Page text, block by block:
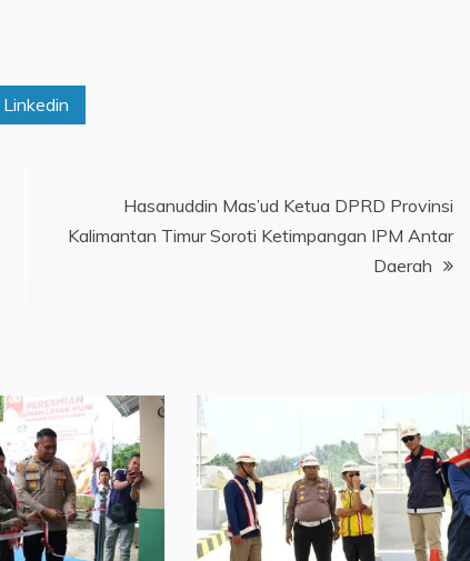
Linkedin
Hasanuddin Mas’ud Ketua DPRD Provinsi
Kalimantan Timur Soroti Ketimpangan IPM Antar
Daerah